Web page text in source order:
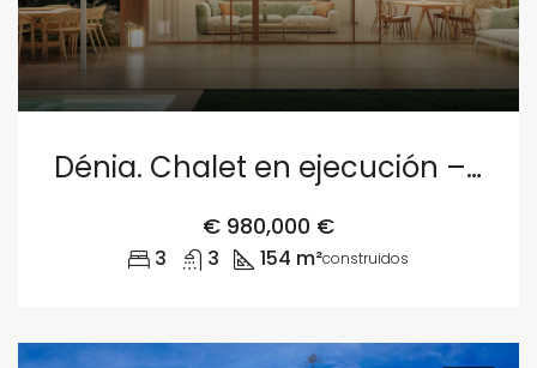
Dénia. Chalet en ejecución – Parcela 1
€ 980,000 €
3 3 154 m²construidos